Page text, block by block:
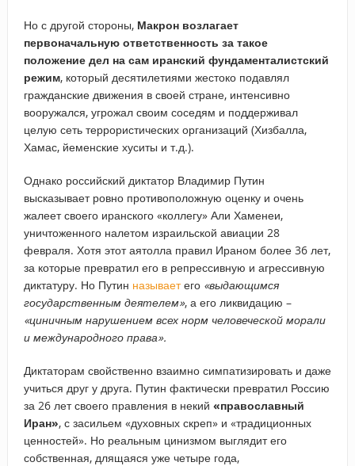
Но с другой стороны, Макрон возлагает
первоначальную ответственность за такое
положение дел на сам иранский фундаменталистский
режим, который десятилетиями жестоко подавлял
гражданские движения в своей стране, интенсивно
вооружался, угрожал своим соседям и поддерживал
целую сеть террористических организаций (Хизбалла,
Хамас, йеменские хуситы и т.д.).
Однако российский диктатор Владимир Путин
высказывает ровно противоположную оценку и очень
жалеет своего иранского «коллегу» Али Хаменеи,
уничтоженного налетом израильской авиации 28
февраля. Хотя этот аятолла правил Ираном более 36 лет,
за которые превратил его в репрессивную и агрессивную
диктатуру. Но Путин называетего «выдающимся
государственным деятелем», а его ликвидацию –
«циничным нарушением всех норм человеческой морали
и международного права».
Диктаторам свойственно взаимно симпатизировать и даже
учиться друг у друга. Путин фактически превратил Россию
за 26 лет своего правления в некий «православный
Иран», с засильем «духовных скреп» и «традиционных
ценностей». Но реальным цинизмом выглядит его
собственная, длящаяся уже четыре года,